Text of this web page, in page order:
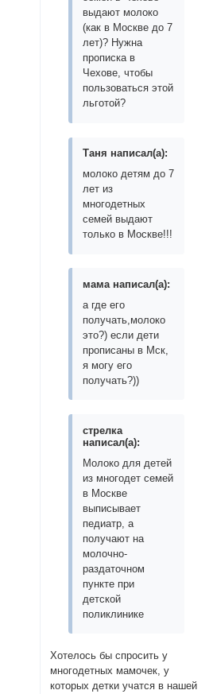
выдают молоко
(как в Москве до 7
лет)? Нужна
прописка в
Чехове, чтобы
пользоваться этой
льготой?
Тaня написал(а):
молоко детям до 7
лет из
многодетных
семей выдают
только в Москве!!!
мамa написал(а):
а где его
получать,молоко
это?) если дети
прописаны в Мск,
я могу его
получать?))
стрелка
написал(а):
Молоко для детей
из многодет семей
в Москве
выписывает
педиатр, а
получают на
молочно-
раздаточном
пункте при
детской
поликлинике
Хотелось бы спросить у
многодетных мамочек, у
которых детки учатся в нашей